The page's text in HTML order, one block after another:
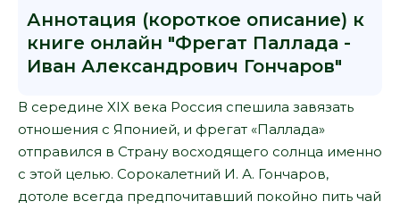
Аннотация (короткое описание) к
книге онлайн "Фрегат Паллада -
Иван Александрович Гончаров"
В середине XIX века Россия спешила завязать
отношения с Японией, и фрегат «Паллада»
отправился в Страну восходящего солнца именно
с этой целью. Сорокалетний И. А. Гончаров,
дотоле всегда предпочитавший покойно пить чай